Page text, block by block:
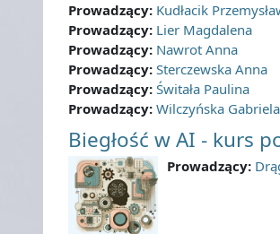
Prowadzący: Kudłacik
Prowadzący: Lier Magdalena
Prowadzący: Nawrot Anna
Prowadzący: Sterczewska Anna
Prowadzący: Świtała Paulina
Prowadzący: Wilczyńska Gabriela
Biegłość w AI - kurs
Prowadzący: